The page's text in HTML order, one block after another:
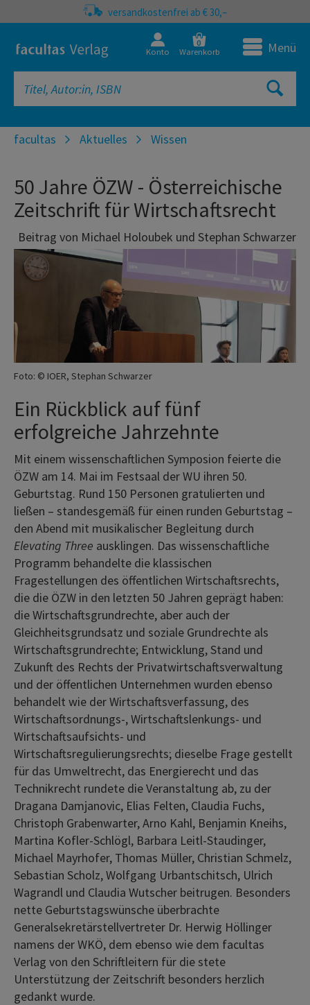
versandkostenfrei ab € 30,–
Konto
0
Warenkorb Menü
facultas Aktuelles Wissen
50 Jahre ÖZW - Österreichische
Zeitschrift für Wirtschaftsrecht
Beitrag von Michael Holoubek und Stephan Schwarzer
Foto: © IOER, Stephan Schwarzer
Ein Rückblick auf fünf
erfolgreiche Jahrzehnte
Mit einem wissenschaftlichen Symposion feierte die
ÖZW am 14. Mai im Festsaal der WU ihren 50.
Geburtstag. Rund 150 Personen gratulierten und
ließen – standesgemäß für einen runden Geburtstag –
den Abend mit musikalischer Begleitung durch
Elevating Three ausklingen. Das wissenschaftliche
Programm behandelte die klassischen
Fragestellungen des öffentlichen Wirtschaftsrechts,
die die ÖZW in den letzten 50 Jahren geprägt haben:
die Wirtschaftsgrundrechte, aber auch der
Gleichheitsgrundsatz und soziale Grundrechte als
Wirtschaftsgrundrechte; Entwicklung, Stand und
Zukunft des Rechts der Privatwirtschaftsverwaltung
und der öffentlichen Unternehmen wurden ebenso
behandelt wie der Wirtschaftsverfassung, des
Wirtschaftsordnungs-, Wirtschaftslenkungs- und
Wirtschaftsaufsichts- und
Wirtschaftsregulierungsrechts; dieselbe Frage gestellt
für das Umweltrecht, das Energierecht und das
Technikrecht rundete die Veranstaltung ab, zu der
Dragana Damjanovic, Elias Felten, Claudia Fuchs,
Christoph Grabenwarter, Arno Kahl, Benjamin Kneihs,
Martina Kofler-Schlögl, Barbara Leitl-Staudinger,
Michael Mayrhofer, Thomas Müller, Christian Schmelz,
Sebastian Scholz, Wolfgang Urbantschitsch, Ulrich
Wagrandl und Claudia Wutscher beitrugen. Besonders
nette Geburtstagswünsche überbrachte
Generalsekretärstellvertreter Dr. Herwig Höllinger
namens der WKÖ, dem ebenso wie dem facultas
Verlag von den Schriftleitern für die stete
Unterstützung der Zeitschrift besonders herzlich
gedankt wurde.